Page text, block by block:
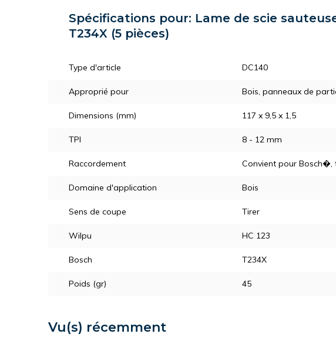
Spécifications pour: Lame de scie
T234X (5 pièces)
Type d'article DC140
Approprié pour Bois, panneaux de
Dimensions (mm) 117 x 9,5 x 1,5
TPI 8 - 12 mm
Raccordement Convient pour Bosch�,
Domaine d'application Bois
Sens de coupe Tirer
Wilpu HC 123
Bosch T234X
Poids (gr) 45
Vu(s) récemment